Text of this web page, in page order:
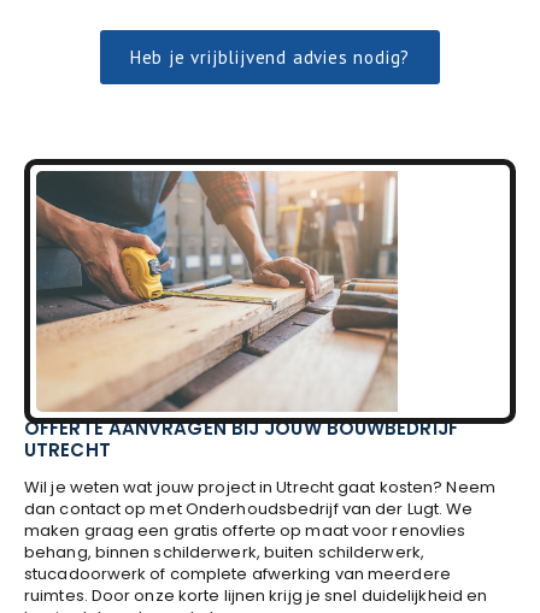
Heb je vrijblijvend advies nodig?
OFFERTE AANVRAGEN BIJ JOUW BOUWBEDRIJF
UTRECHT
Wil je weten wat jouw project in Utrecht gaat kosten? Neem
dan contact op met Onderhoudsbedrijf van der Lugt. We
maken graag een gratis offerte op maat voor renovlies
behang, binnen schilderwerk, buiten schilderwerk,
stucadoorwerk of complete afwerking van meerdere
ruimtes. Door onze korte lijnen krijg je snel duidelijkheid en